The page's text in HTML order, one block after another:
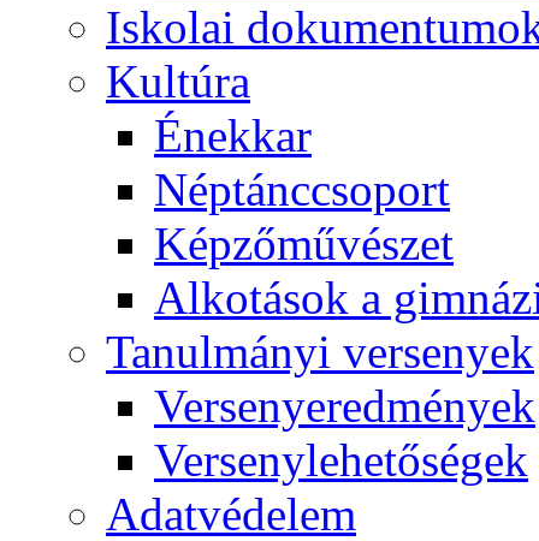
Iskolai
Kultúra
Énekkar
Néptánccsoport
Képzőművészet
Alkotások a
Tanulmányi versenyek
Versenyeredmények
Versenylehetőségek
Adatvédelem